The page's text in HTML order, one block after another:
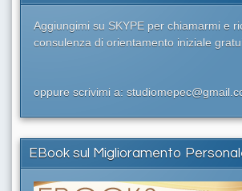
Aggiungimi su SKYPE per chiamarmi e
consulenza di orientamento iniziale
oppure scrivimi a:
EBook sul Miglioramento